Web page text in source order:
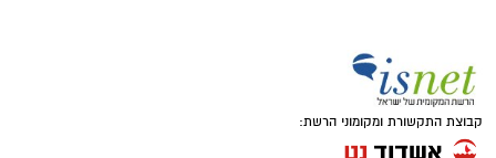
קבוצת התקשורת ומקומוני הרשת: